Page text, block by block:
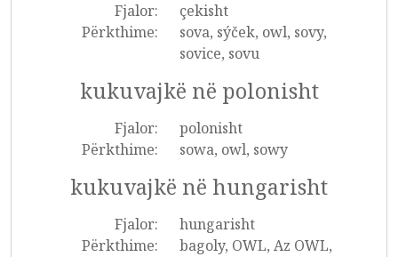
Fjalor:
çekisht
Përkthime:
sova, sýček, owl, sovy,
sovice, sovu
kukuvajkë në polonisht
Fjalor:
polonisht
Përkthime:
sowa, owl, sowy
kukuvajkë në hungarisht
Fjalor:
hungarisht
Përkthime:
bagoly, OWL, Az OWL,